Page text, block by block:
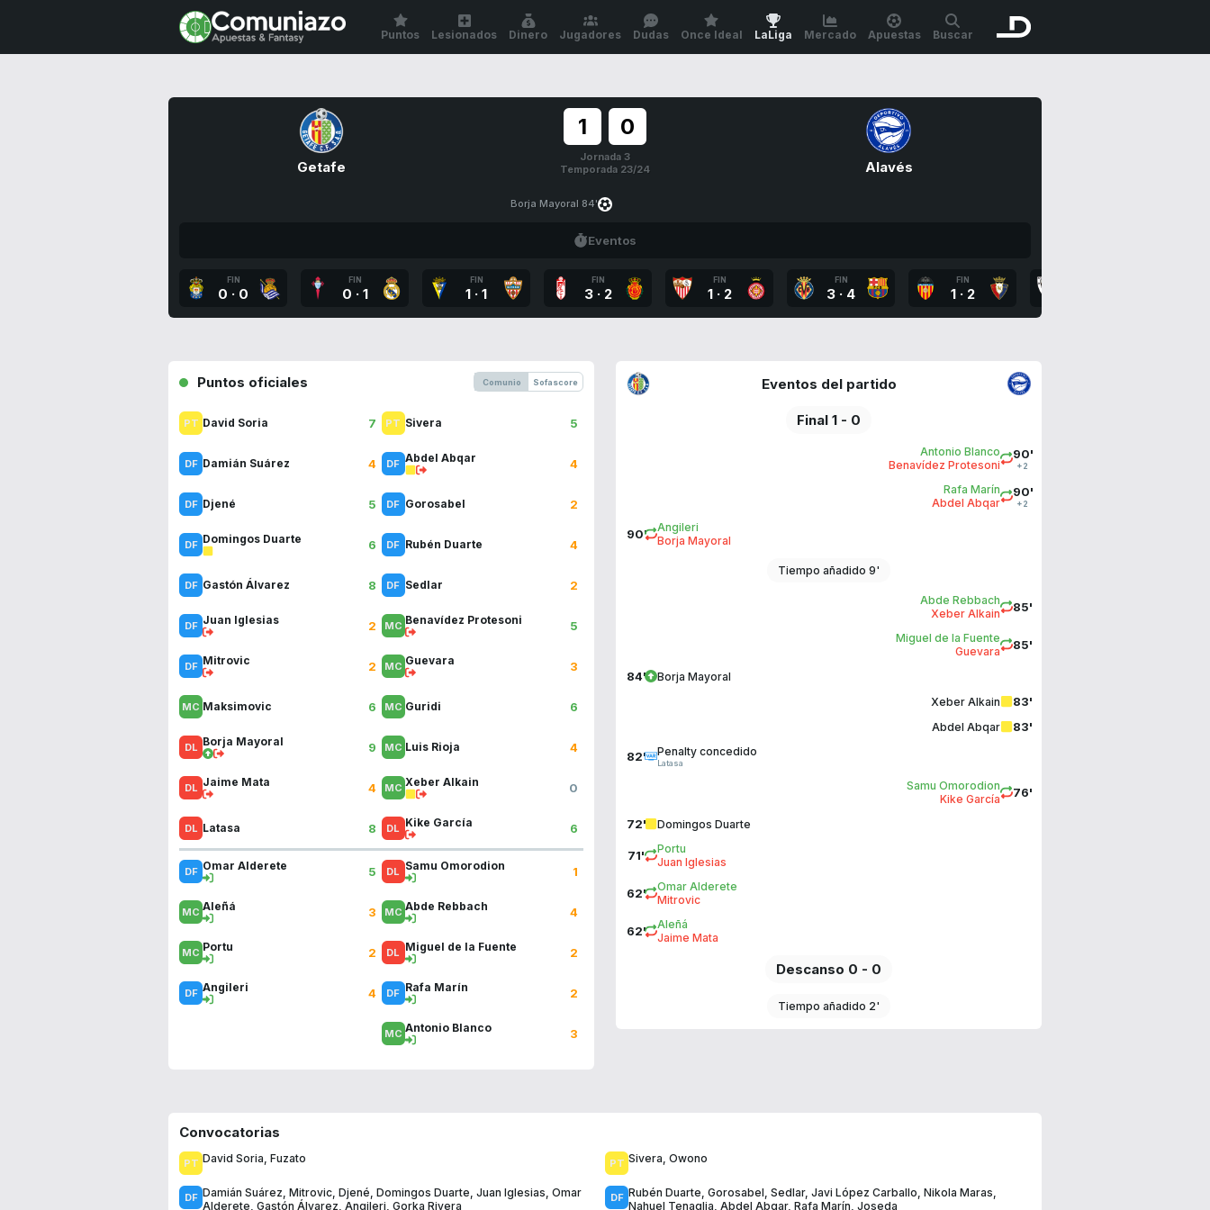
Puntos Lesionados Dinero Jugadores Dudas Once Ideal LaLiga Mercado Apuestas Buscar
Getafe
1 0
Jornada 3
Temporada 23/24
Alavés
Borja Mayoral 84'
Eventos
FIN
0 · 0
FIN
0 · 1
FIN
1 · 1
FIN
3 · 2
FIN
1 · 2
FIN
3 · 4
FIN
1 · 2
Puntos oficiales Comunio Sofascore
David Soria 7
Damián Suárez 4
Djené 5
Domingos Duarte 6
Gastón Álvarez 8
Juan Iglesias 2
Mitrovic 2
Maksimovic 6
Borja Mayoral 9
Jaime Mata 4
Latasa 8
Omar Alderete 5
Aleñá 3
Portu 2
Angileri 4
Sivera 5
Abdel Abqar 4
Gorosabel 2
Rubén Duarte 4
Sedlar 2
Benavídez Protesoni 5
Guevara 3
Guridi 6
Luis Rioja 4
Xeber Alkain 0
Kike García 6
Samu Omorodion 1
Abde Rebbach 4
Miguel de la Fuente 2
Rafa Marín 2
Antonio Blanco 3
Eventos del partido
Final 1 - 0
90'
+2
Antonio Blanco
Benavídez Protesoni
90'
+2
Rafa Marín
Abdel Abqar
90'
Angileri
Borja Mayoral
Tiempo añadido 9'
85'
Abde Rebbach
Xeber Alkain
85'
Miguel de la Fuente
Guevara
84' Borja Mayoral
83'
Xeber Alkain
83'
Abdel Abqar
82' Penalty concedido
Latasa
76'
Samu Omorodion
Kike García
72' Domingos Duarte
71'
Portu
Juan Iglesias
62'
Omar Alderete
Mitrovic
62'
Aleñá
Jaime Mata
Descanso 0 - 0
Tiempo añadido 2'
Convocatorias
David Soria, Fuzato
Damián Suárez, Mitrovic, Djené, Domingos Duarte, Juan Iglesias, Omar
Alderete, Gastón Álvarez, Angileri, Gorka Rivera
Sivera, Owono
Rubén Duarte, Gorosabel, Sedlar, Javi López Carballo, Nikola Maras,
Nahuel Tenaglia, Abdel Abqar, Rafa Marín, Joseda